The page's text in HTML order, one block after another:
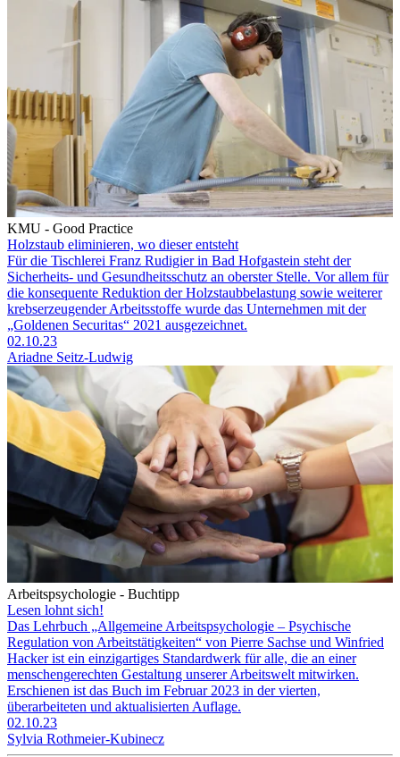
KMU - Good Practice
Holzstaub eliminieren, wo dieser entsteht
Für die Tischlerei Franz Rudigier in Bad Hofgastein steht der
Sicher­heits- und Gesundheitsschutz an oberster Stelle. Vor allem für
die konsequente Reduktion der Holzstaubbelastung sowie weiterer
krebserzeugender Arbeitsstoffe wurde das Unternehmen mit der
„Goldenen Securitas“ 2021 ausgezeichnet.
02.10.23
Ariadne Seitz-Ludwig
Arbeitspsychologie - Buchtipp
Lesen lohnt sich!
Das Lehrbuch „Allgemeine Arbeitspsychologie – Psychische
Regulation von Arbeits­tätigkeiten“ von Pierre Sachse und Winfried
Hacker ist ein einzigartiges Standardwerk für alle, die an einer
menschengerechten Gestaltung unserer Arbeitswelt mitwirken.
Erschienen ist das Buch im Februar 2023 in der vierten,
überarbeiteten und aktualisierten Auflage.
02.10.23
Sylvia Rothmeier-Kubinecz